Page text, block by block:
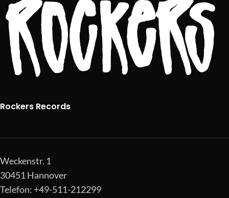
Rockers Records
Weckenstr. 1
30451 Hannover
Telefon: +49-511-212299